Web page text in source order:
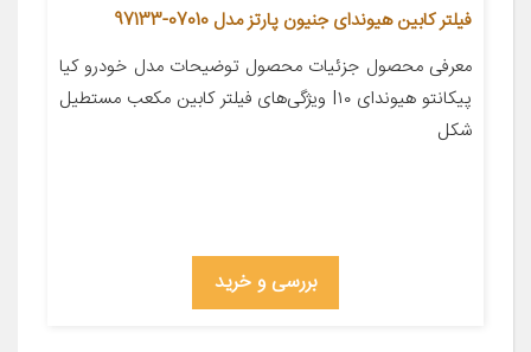
فیلتر کابین هیوندای جنیون پارتز مدل 07010-97133
معرفی محصول جزئیات محصول توضیحات مدل خودرو کیا
پیکانتو هیوندای I۱۰ ویژگی‌های فیلتر کابین مکعب مستطیل
شکل
بررسی و خرید